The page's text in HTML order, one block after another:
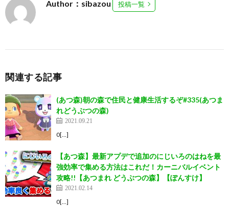
Author：sibazou 投稿一覧
関連する記事
(あつ森)朝の森で住民と健康生活するぞ#335(あつま
れどうぶつの森)
2021.09.21
0[…]
【あつ森】最新アプデで追加のにじいろのはねを最
強効率で集める方法はこれだ！カーニバルイベント
攻略!!【あつまれ どうぶつの森】【ぽんすけ】
2021.02.14
0[…]